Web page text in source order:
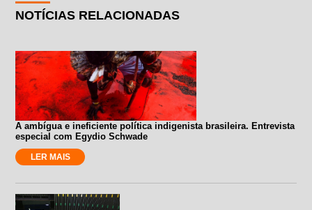
NOTÍCIAS RELACIONADAS
A ambígua e ineficiente política indigenista brasileira. Entrevista
especial com Egydio Schwade
LER MAIS